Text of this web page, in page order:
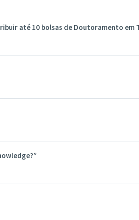
até 10 bolsas de Doutoramento em